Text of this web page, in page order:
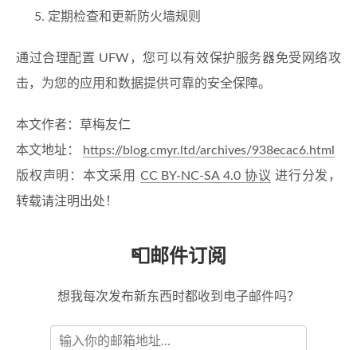
定期检查和更新防火墙规则
通过合理配置 UFW，您可以有效保护服务器免受网络攻
击，为您的应用和数据提供可靠的安全保障。
本文作者：草梅友仁
本文地址：
https://blog.cmyr.ltd/archives/938ecac6.html
版权声明：本文采用 CC BY-NC-SA 4.0 协议 进行分发，
转载请注明出处！
📮邮件订阅
想我每次发布新东西时都收到电子邮件吗？